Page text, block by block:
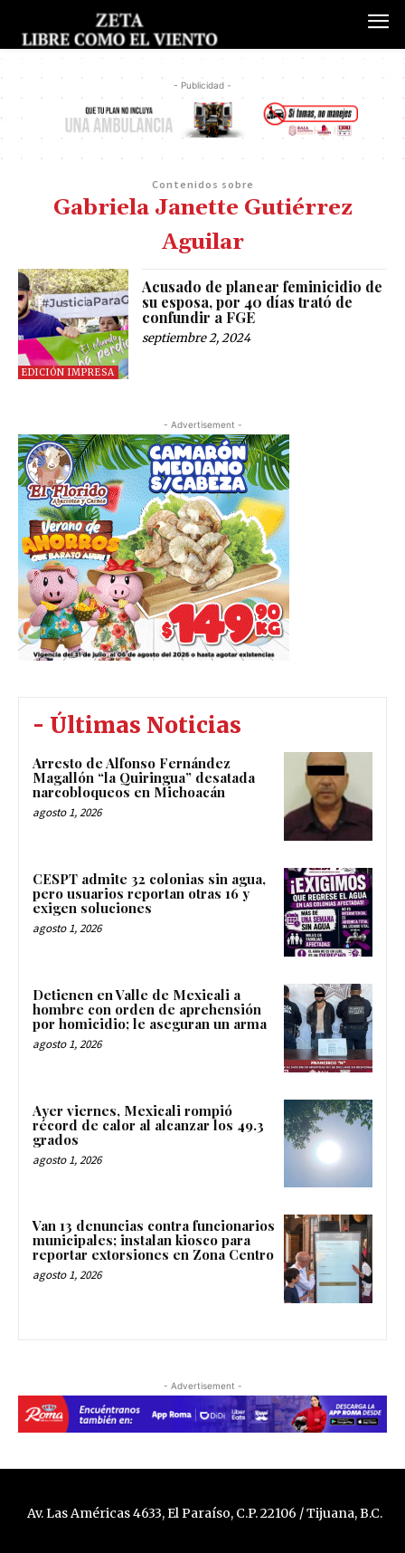
- Publicidad -
Contenidos sobre
Gabriela Janette Gutiérrez
Aguilar
EDICIÓN IMPRESA
Acusado de planear feminicidio de
su esposa, por 40 días trató de
confundir a FGE
septiembre 2, 2024
- Advertisement -
- Últimas Noticias
Arresto de Alfonso Fernández
Magallón “la Quiringua” desatada
narcobloqueos en Michoacán
agosto 1, 2026
CESPT admite 32 colonias sin agua,
pero usuarios reportan otras 16 y
exigen soluciones
agosto 1, 2026
Detienen en Valle de Mexicali a
hombre con orden de aprehensión
por homicidio; le aseguran un arma
agosto 1, 2026
Ayer viernes, Mexicali rompió
récord de calor al alcanzar los 49.3
grados
agosto 1, 2026
Van 13 denuncias contra funcionarios
municipales; instalan kiosco para
reportar extorsiones en Zona Centro
agosto 1, 2026
- Advertisement -
Av. Las Américas 4633, El Paraíso, C.P. 22106 / Tijuana, B.C.